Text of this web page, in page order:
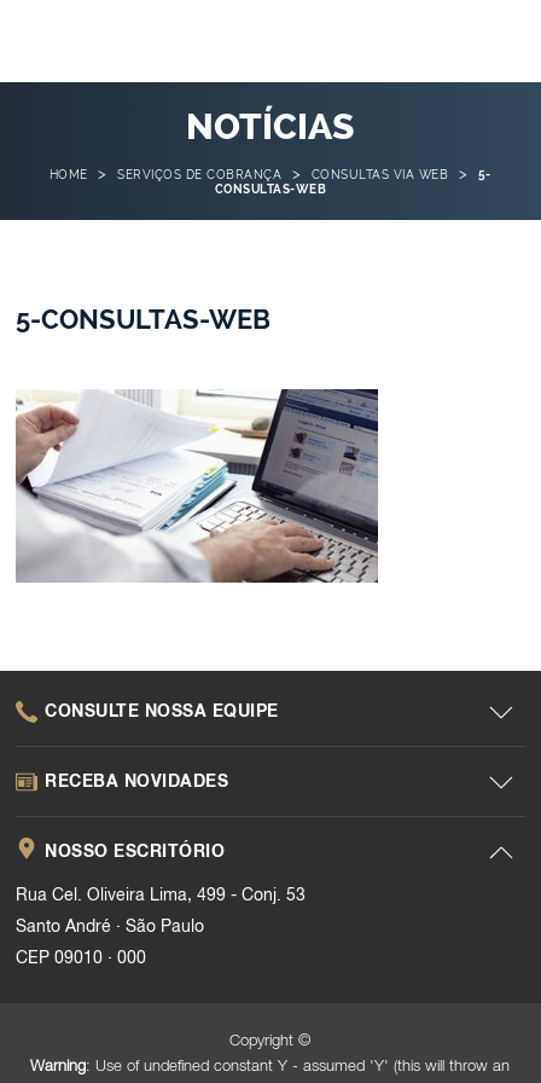
NOTÍCIAS
HOME > SERVIÇOS DE COBRANÇA > CONSULTAS VIA WEB >
5-
CONSULTAS-WEB
5-CONSULTAS-WEB
CONSULTE NOSSA EQUIPE
RECEBA NOVIDADES
NOSSO ESCRITÓRIO
Rua Cel. Oliveira Lima, 499 - Conj. 53
Santo André
São Paulo
CEP 09010
000
Copyright ©
Warning: Use of undefined constant Y - assumed 'Y' (this will throw an